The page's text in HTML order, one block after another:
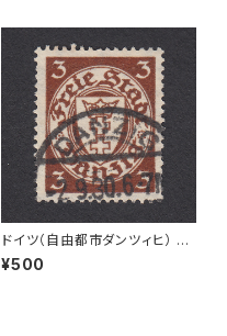
ドイツ（自由都市ダンツィヒ） 3P
f Mi#216 使用済み切手｜DA
NZIG 2.9.1930
¥500